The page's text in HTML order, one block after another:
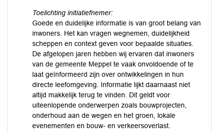
Toelichting initiatiefnemer:
Goede en duidelijke informatie is van groot belang van
inwoners. Het kan vragen wegnemen, duidelijkheid
scheppen en context geven voor bepaalde situaties.
De afgelopen jaren hebben wij ervaren dat inwoners
van de gemeente Meppel te vaak onvoldoende of te
laat geïnformeerd zijn over ontwikkelingen in hun
directe leefomgeving. Informatie lijkt daarnaast niet
altijd makkelijk terug te vinden. Dit geldt voor
uiteenlopende onderwerpen zoals bouwprojecten,
onderhoud aan de wegen en het groen, lokale
evenementen en bouw- en verkeersoverlast.